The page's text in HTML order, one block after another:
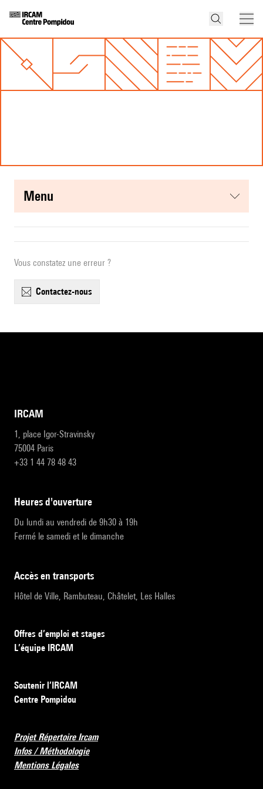
menu
Vous constatez une erreur ?
contactez-nous
IRCAM
1, place Igor-Stravinsky
75004 Paris
+33 1 44 78 48 43
heures d'ouverture
Du lundi au vendredi de 9h30 à 19h
Fermé le samedi et le dimanche
accès en transports
Hôtel de Ville, Rambuteau, Châtelet, Les Halles
Offres d’emploi et stages
L’équipe IRCAM
Soutenir l’IRCAM
Centre Pompidou
Projet Répertoire Ircam
Infos / Méthodologie
Mentions Légales